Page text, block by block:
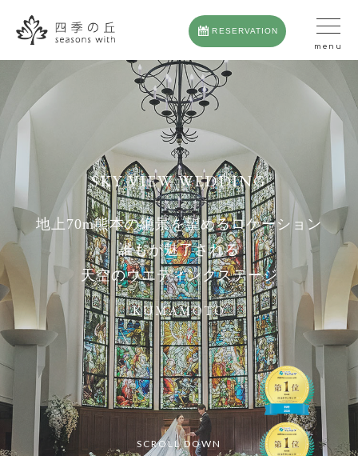
RESERVATION
SKY VIEW WEDDING
地上70m熊本の絶景を望めるロケーション
誰もが魅了される
天空のウエディングステージ
KUMAMOTO
SCROLL DOWN